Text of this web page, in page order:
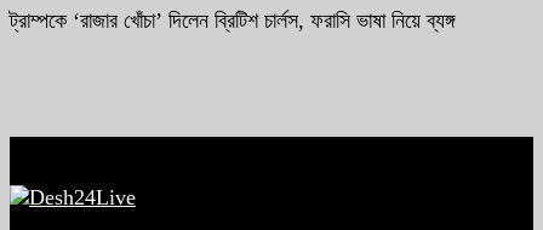
ট্রাম্পকে ‘রাজার খোঁচা’ দিলেন ব্রিটিশ চার্লস, ফরাসি ভাষা নিয়ে ব্যঙ্গ